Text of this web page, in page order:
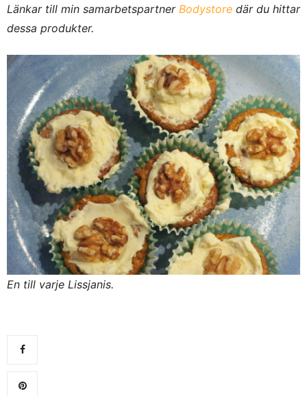
Länkar till min samarbetspartner Bodystore där du hittar
dessa produkter.
En till varje Lissjanis.